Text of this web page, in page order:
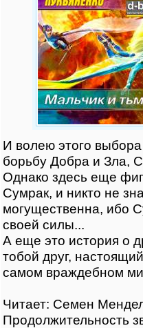
И волею этого
борьбу Добра и Зла,
Однако здесь еще
Сумрак, и никто не
могущественна, ибо
своей силы...
А еще это история о
тобой друг,
самом враждебном
Читает: Семен
Продолжительность